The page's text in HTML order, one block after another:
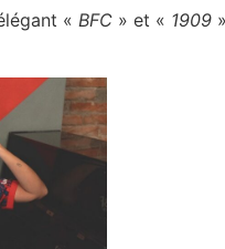
« BFC » et « 1909